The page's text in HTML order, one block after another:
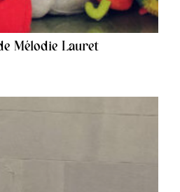
Mélodie Lauret